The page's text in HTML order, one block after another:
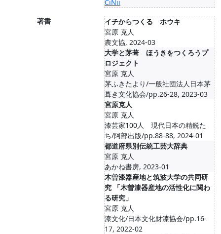
CiNii
著書
イチからつくる ホウキ
宮原 克人
農文協, 2024-03
大学と茅葺 ほうきをつくろうプ
ロジェクト
宮原 克人
茅ふきたより/一般社団法人日本茅
葺き文化協会/pp.26-28, 2023-03
宮原克人
宮原 克人
漆芸家100人 現代日本の精鋭た
ち/阿部出版/pp.88-88, 2024-01
都道府県別伝統工芸大辞典
宮原 克人
あかね書房, 2023-01
木曽漆器産地と筑波大学の共同研
究 「木曽漆器産地の活性化に関わ
る研究」
宮原 克人
漆文化/日本文化財漆協会/pp.16-
17, 2022-02